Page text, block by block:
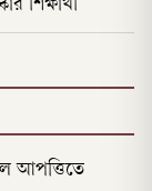
শিক্ষার্থী
আপত্তিতে